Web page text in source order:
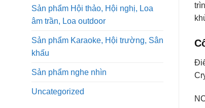
Sản phẩm Hội thảo, Hội nghị, Loa
âm trần, Loa outdoor
Sản phẩm Karaoke, Hội trường, Sân
khấu
Sản phẩm nghe nhìn
Uncategorized